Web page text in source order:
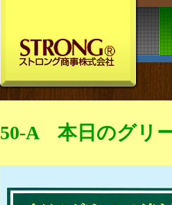
50-A 本日のグリ